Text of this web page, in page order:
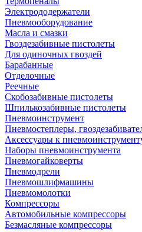
Электрододержатели
Пневмооборудование
Масла и смазки
Гвоздезабивные пистолеты
Для одиночных гвоздей
Барабанные
Отделочные
Реечные
Скобозабивные пистолеты
Шпилькозабивные пистолеты
Пневмоинструмент
Пневмостеплеры,
Аксессуары к
Наборы пневмоинструмента
Пневмогайковерты
Пневмодрели
Пневмошлифмашины
Пневмомолотки
Компрессоры
Автомобильные компрессоры
Безмасляные компрессоры